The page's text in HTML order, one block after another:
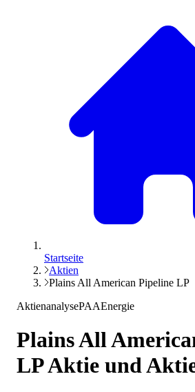
Startseite
Aktien
Plains All American Pipeline LP
AktienanalysePAAEnergie
Plains All
LPAktie und